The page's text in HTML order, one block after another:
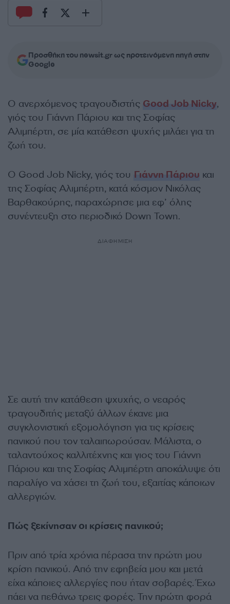
Προσθήκη του newsit.gr ως προτεινόμενη πηγή στην
Google
Ο ανερχόμενος τραγουδιστής Good Job Nicky,
γιός του Γιάννη Πάριου και της Σοφίας
Αλιμπέρτη, σε μία κατάθεση ψυχής μιλάει για τη
ζωή του.
Ο Good Job Nicky, γιός του Γιάννη Πάριου και
της Σοφίας Αλιμπέρτη, κατά κόσμον Νικόλας
Βαρθακούρης, παραχώρησε μια εφ’ όλης
συνέντευξη στο περιοδικό Down Town.
ΔΙΑΦΗΜΙΣΗ
Σε αυτή την κατάθεση ψχυχής, ο νεαρός
τραγουδιτής μεταξύ άλλων έκανε μια
συγκλονιστική εξομολόγηση για τις κρίσεις
πανικού που τον ταλαιπωρούσαν. Μάλιστα, ο
ταλαντούχος καλλιτέχνης και γιος του Γιάννη
Πάριου και της Σοφίας Αλιμπέρτη αποκάλυψε ότι
παραλίγο να χάσει τη ζωή του, εξαιτίας κάποιων
αλλεργιών.
Πώς ξεκίνησαν οι κρίσεις πανικού;
Πριν από τρία χρόνια πέρασα την πρώτη μου
κρίση πανικού. Από την εφηβεία μου και μετά
είχα κάποιες αλλεργίες που ήταν σοβαρές. Έχω
πάει να πεθάνω τρεις φορές. Την πρώτη φορά